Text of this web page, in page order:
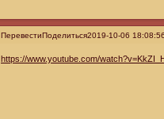
ПеревестиПоделиться2019-10-06
https://www.youtube.com/